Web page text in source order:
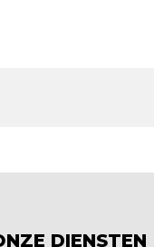
DIENSTEN